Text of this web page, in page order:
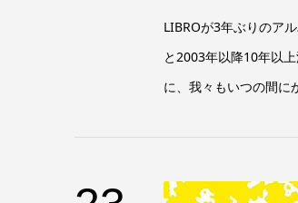
LIBROが3年ぶりのア
と2003年以降10年以
に、我々もいつの間に